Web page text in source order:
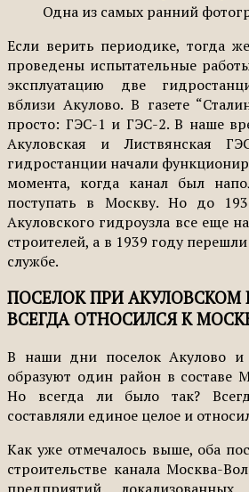
Одна из самых ранний
Если верить периодике, тогда
проведены испытательные
эксплуатацию две
вблизи Акулово. В газете
просто: ГЭС-1 и ГЭС-2. В наше
Акуловская и Листвянская
гидростанции начали
момента, когда канал был
поступать в Москву. Но до
Акуловского гидроузла все еще
строителей, а в 1939 году
службе.
ПОСЕЛОК ПРИ АКУЛОВСКОМ
ВСЕГДА ОТНОСИЛСЯ К
В наши дни поселок Акулово и
образуют один район в составе
Но всегда ли было так?
составляли единое целое и
Как уже отмечалось выше, оба
строительстве канала Москва-